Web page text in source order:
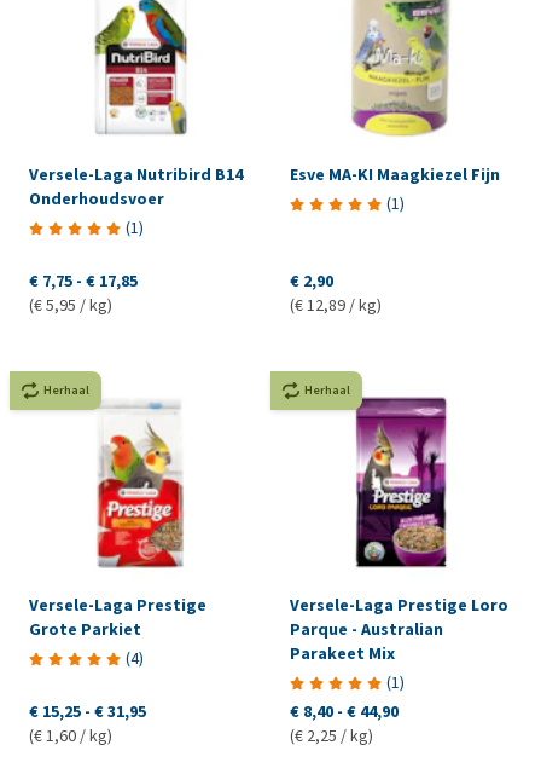
Versele-Laga Nutribird B14
Onderhoudsvoer
(1)
€ 7,75 - € 17,85
(€ 5,95 / kg)
Esve MA-KI Maagkiezel Fijn
(1)
€ 2,90
(€ 12,89 / kg)
Herhaal
Versele-Laga Prestige
Grote Parkiet
(4)
€ 15,25 - € 31,95
(€ 1,60 / kg)
Herhaal
Versele-Laga Prestige Loro
Parque - Australian
Parakeet Mix
(1)
€ 8,40 - € 44,90
(€ 2,25 / kg)